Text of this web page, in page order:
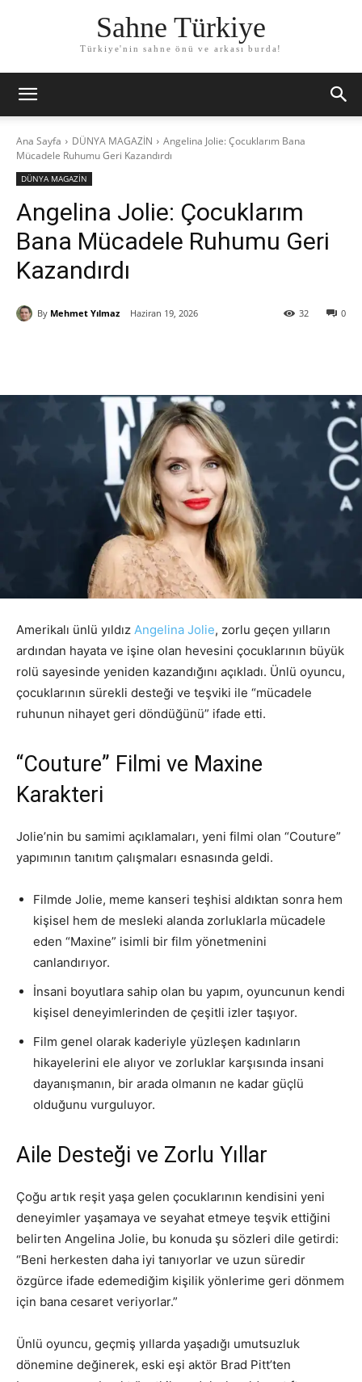
Sahne Türkiye
Türkiye'nin sahne önü ve arkası burda!
Ana Sayfa DÜNYA MAGAZİN
Angelina Jolie: Çocuklarım Bana
Mücadele Ruhumu Geri Kazandırdı
DÜNYA MAGAZİN
Angelina Jolie: Çocuklarım
Bana Mücadele Ruhumu Geri
Kazandırdı
By Mehmet Yılmaz Haziran 19, 2026 0
32
Amerikalı ünlü yıldız Angelina Jolie, zorlu geçen yılların
ardından hayata ve işine olan hevesini çocuklarının büyük
rolü sayesinde yeniden kazandığını açıkladı. Ünlü oyuncu,
çocuklarının sürekli desteği ve teşviki ile “mücadele
ruhunun nihayet geri döndüğünü” ifade etti.
“Couture” Filmi ve Maxine
Karakteri
Jolie’nin bu samimi açıklamaları, yeni filmi olan “Couture”
yapımının tanıtım çalışmaları esnasında geldi.
Filmde Jolie, meme kanseri teşhisi aldıktan sonra hem
kişisel hem de mesleki alanda zorluklarla mücadele
eden “Maxine” isimli bir film yönetmenini
canlandırıyor.
İnsani boyutlara sahip olan bu yapım, oyuncunun kendi
kişisel deneyimlerinden de çeşitli izler taşıyor.
Film genel olarak kaderiyle yüzleşen kadınların
hikayelerini ele alıyor ve zorluklar karşısında insani
dayanışmanın, bir arada olmanın ne kadar güçlü
olduğunu vurguluyor.
Aile Desteği ve Zorlu Yıllar
Çoğu artık reşit yaşa gelen çocuklarının kendisini yeni
deneyimler yaşamaya ve seyahat etmeye teşvik ettiğini
belirten Angelina Jolie, bu konuda şu sözleri dile getirdi:
“Beni herkesten daha iyi tanıyorlar ve uzun süredir
özgürce ifade edemediğim kişilik yönlerime geri dönmem
için bana cesaret veriyorlar.”
Ünlü oyuncu, geçmiş yıllarda yaşadığı umutsuzluk
dönemine değinerek, eski eşi aktör Brad Pitt’ten